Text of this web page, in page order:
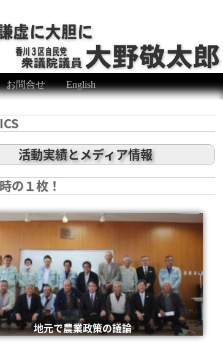
お問合せ English
活動実績とメディア情報
の１枚！
地元で農業政策の議論